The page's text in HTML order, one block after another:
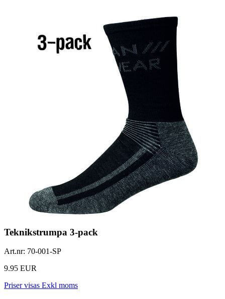
Teknikstrumpa 3-pack
Art.nr: 70-001-SP
9.95 EUR
Priser visas Exkl moms